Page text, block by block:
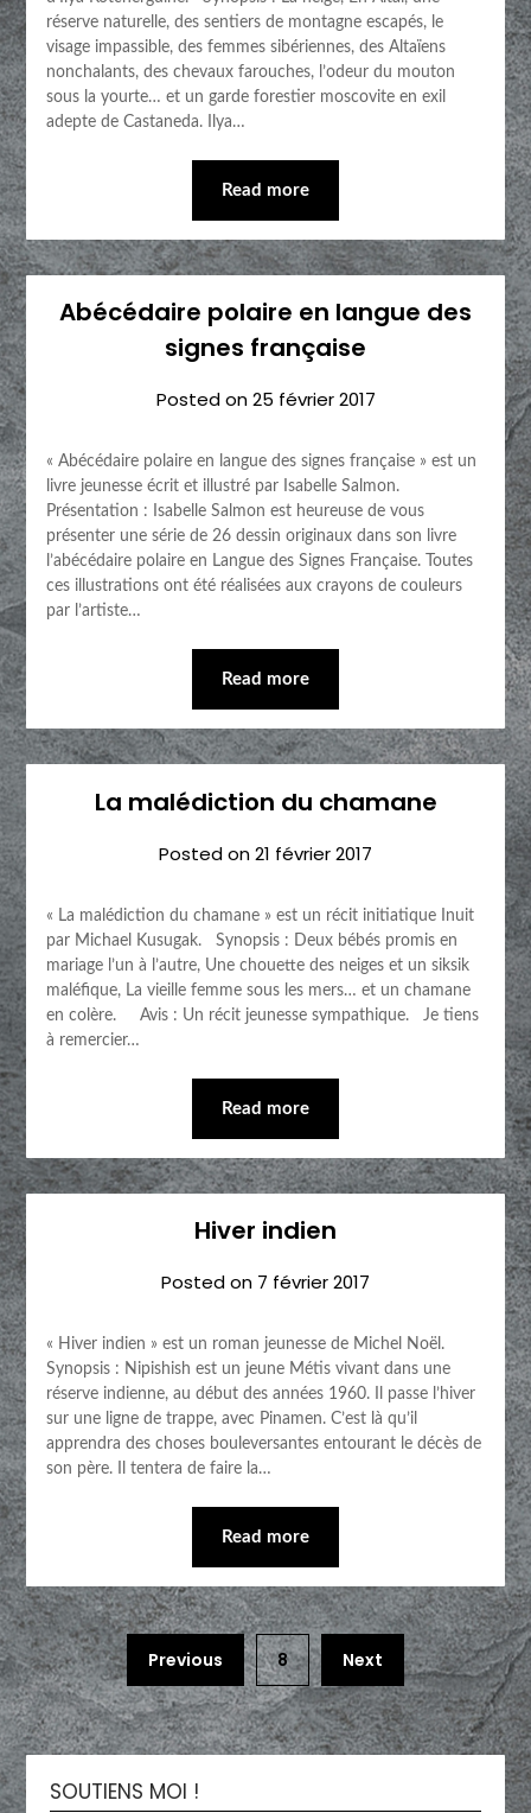
réserve naturelle, des sentiers de montagne escapés, le
visage impassible, des femmes sibériennes, des Altaïens
nonchalants, des chevaux farouches, l’odeur du mouton
sous la yourte… et un garde forestier moscovite en exil
adepte de Castaneda. Ilya…
Read more
Abécédaire polaire en langue des
signes française
Posted on25 février 2017
« Abécédaire polaire en langue des signes française » est un
livre jeunesse écrit et illustré par Isabelle Salmon.
Présentation : Isabelle Salmon est heureuse de vous
présenter une série de 26 dessin originaux dans son livre
l’abécédaire polaire en Langue des Signes Française. Toutes
ces illustrations ont été réalisées aux crayons de couleurs
par l’artiste…
Read more
La malédiction du chamane
Posted on21 février 2017
« La malédiction du chamane » est un récit initiatique Inuit
par Michael Kusugak. Synopsis : Deux bébés promis en
mariage l’un à l’autre, Une chouette des neiges et un siksik
maléfique, La vieille femme sous les mers… et un chamane
en colère. Avis : Un récit jeunesse sympathique. Je tiens
à remercier…
Read more
Hiver indien
Posted on 7 février 2017
« Hiver indien » est un roman jeunesse de Michel Noël.
Synopsis : Nipishish est un jeune Métis vivant dans une
réserve indienne, au début des années 1960. Il passe l’hiver
sur une ligne de trappe, avec Pinamen. C’est là qu’il
apprendra des choses bouleversantes entourant le décès de
son père. Il tentera de faire la…
Read more
Previous 8 Next
SOUTIENS MOI !